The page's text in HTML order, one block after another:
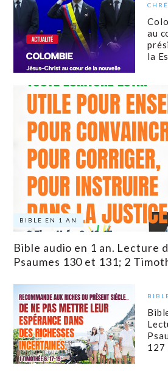
au
la
BIBLE EN 1 AN
Bible audio en 1 an. Lecture
Psaumes 130 et 131; 2
127